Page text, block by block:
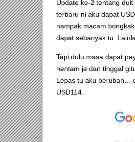
Update ke-2 tentang
terbaru ni aku dapat
nampak macam
dapat sebanyak tu.
Tapi dulu masa dapat
hentam je dan tinggal
Lepas tu aku
USD114.